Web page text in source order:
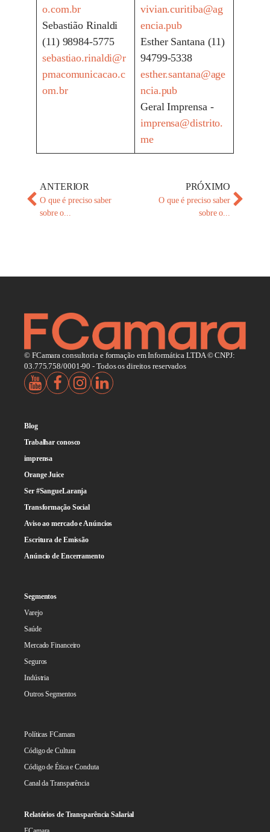
o.com.br
Sebastião Rinaldi
(11) 98984-5775
sebastiao.rinaldi@r
pmacomunicacao.c
om.br
vivian.curitiba@ag
encia.pub
Esther Santana (11)
94799-5338
esther.santana@age
ncia.pub
Geral Imprensa -
imprensa@distrito.
me
ANTERIOR
O que é preciso saber
sobre o...
PRÓXIMO
O que é preciso saber
sobre o...
© FCamara consultoria e formação em Informática LTDA © CNPJ:
03.775.758/0001-90 - Todos os direitos reservados
Blog
Trabalhar conosco
imprensa
Orange Juice
Ser #SangueLaranja
Transformação Social
Aviso ao mercado e Anúncios
Escritura de Emissão
Anúncio de Encerramento
Segmentos
Varejo
Saúde
Mercado Financeiro
Seguros
Indústria
Outros Segmentos
Políticas FCamara
Código de Cultura
Código de Ética e Conduta
Canal da Transparência
Relatórios de Transparência Salarial